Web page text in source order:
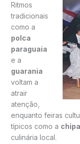
Ritmos
tradicionais
como a
polca
paraguaia
e a
guarania
voltam a
atrair
atenção,
enquanto feiras
típicos como a chipa
culinária local.